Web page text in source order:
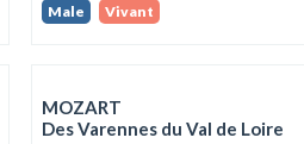
Male
Vivant
MOZART
Des Varennes du Val de Loire